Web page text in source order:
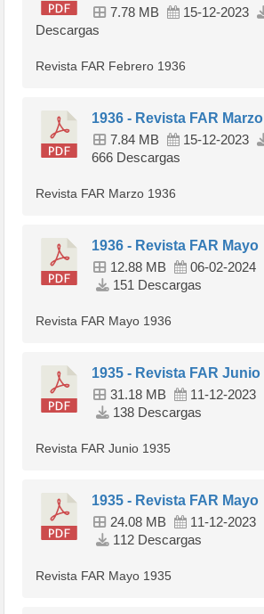
7.78 MB 15-12-2023
Descargas
Revista FAR Febrero 1936
1936 - Revista FAR Marzo
7.84 MB
15-12-2023
666 Descargas
Revista FAR Marzo 1936
1936 - Revista FAR Mayo
12.88 MB
06-02-2024
151 Descargas
Revista FAR Mayo 1936
1935 - Revista FAR Junio
31.18 MB
11-12-2023
138 Descargas
Revista FAR Junio 1935
1935 - Revista FAR Mayo
24.08 MB
11-12-2023
112 Descargas
Revista FAR Mayo 1935